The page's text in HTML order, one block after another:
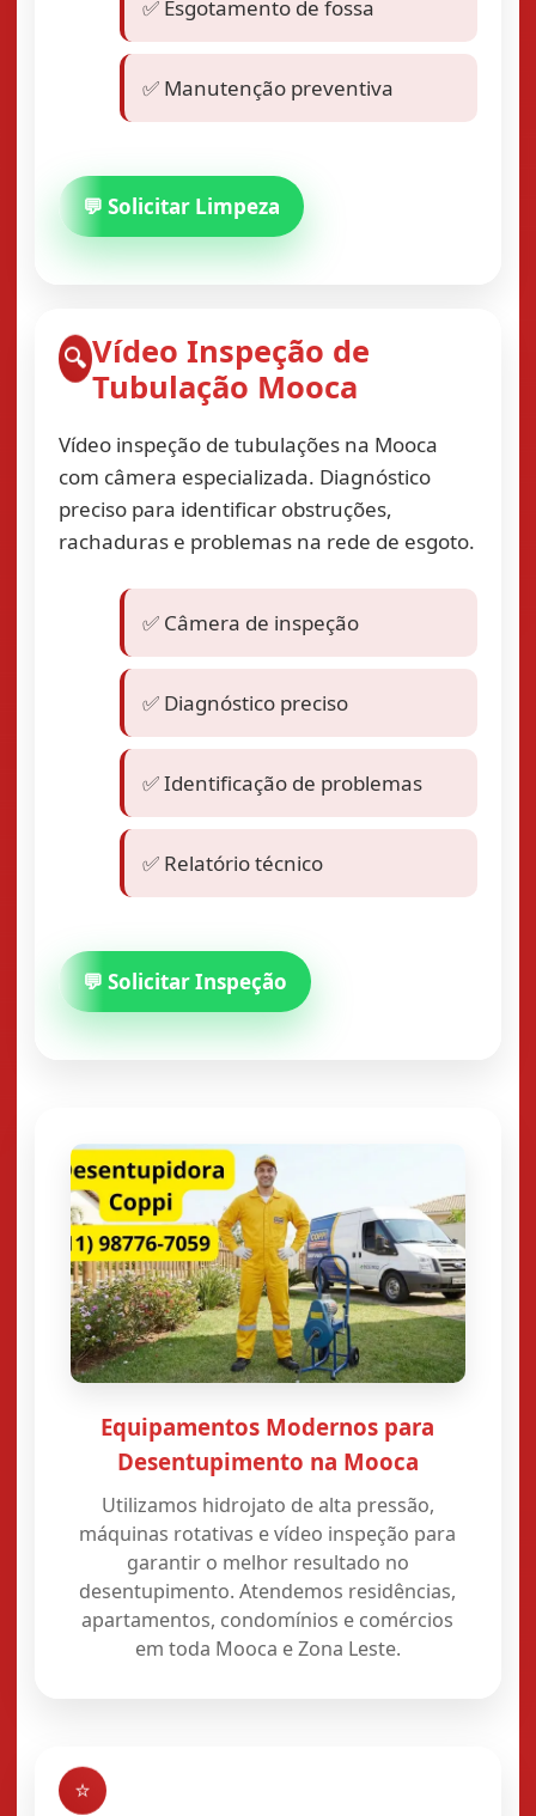
✅ Esgotamento de fossa
✅ Manutenção preventiva
💬 Solicitar Limpeza
🔍Vídeo Inspeção de
Tubulação Mooca
Vídeo inspeção de tubulações na Mooca
com câmera especializada. Diagnóstico
preciso para identificar obstruções,
rachaduras e problemas na rede de esgoto.
✅ Câmera de inspeção
✅ Diagnóstico preciso
✅ Identificação de problemas
✅ Relatório técnico
💬 Solicitar Inspeção
Equipamentos Modernos para
Desentupimento na Mooca
Utilizamos hidrojato de alta pressão,
máquinas rotativas e vídeo inspeção para
garantir o melhor resultado no
desentupimento. Atendemos residências,
apartamentos, condomínios e comércios
em toda Mooca e Zona Leste.
⭐